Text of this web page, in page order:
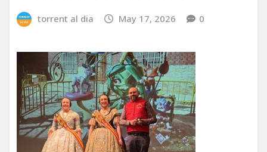
torrent al dia May 17, 2026 0